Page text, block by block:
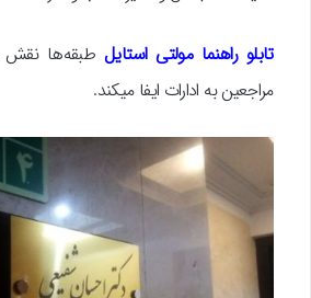
تابلو راهنما مولتی استایل طبقه‌ها نقش
مراجعین به ادارات ایفا میکند.